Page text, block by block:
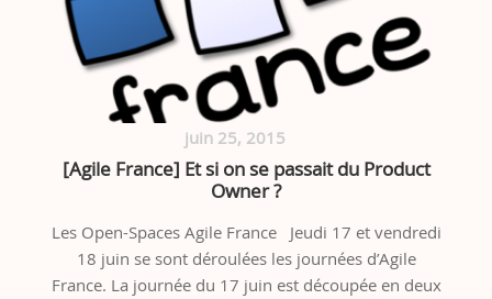
juin 25, 2015
[Agile France] Et si on se passait du Product
Owner ?
Les Open-Spaces Agile France Jeudi 17 et vendredi
18 juin se sont déroulées les journées d’Agile
France. La journée du 17 juin est découpée en deux